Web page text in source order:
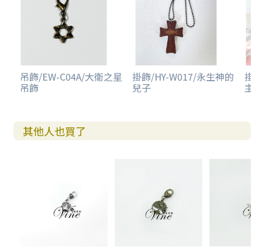
吊飾/EW-C04A/大衛之星
吊飾
掛飾/HY-W017/永生神的
兒子
掛
主
其他人也買了